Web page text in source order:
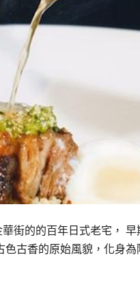
街的的百年日式老宅，
古香的原始風貌，化身